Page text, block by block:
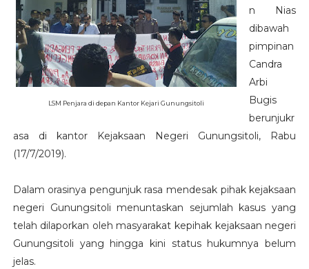
LSM Penjara di depan Kantor Kejari Gunungsitoli
n Nias
dibawah
pimpinan
Candra
Arbi
Bugis
berunjukr
asa di kantor Kejaksaan Negeri Gunungsitoli, Rabu
(17/7/2019).
Dalam orasinya pengunjuk rasa mendesak pihak kejaksaan
negeri Gunungsitoli menuntaskan sejumlah kasus yang
telah dilaporkan oleh masyarakat kepihak kejaksaan negeri
Gunungsitoli yang hingga kini status hukumnya belum
jelas.